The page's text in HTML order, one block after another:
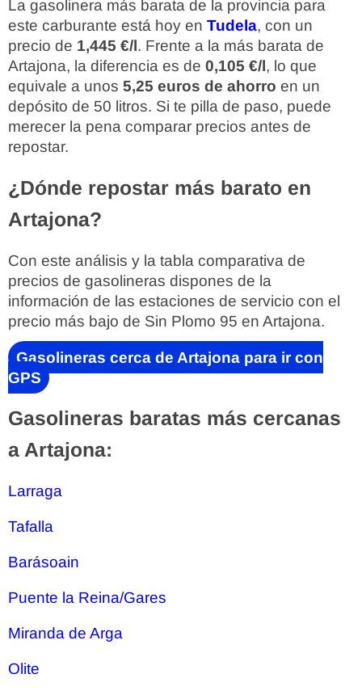
La gasolinera más barata de la provincia para
este carburante está hoy en Tudela, con un
precio de 1,445 €/l. Frente a la más barata de
Artajona, la diferencia es de 0,105 €/l, lo que
equivale a unos 5,25 euros de ahorro en un
depósito de 50 litros. Si te pilla de paso, puede
merecer la pena comparar precios antes de
repostar.
¿Dónde repostar más barato en
Artajona?
Con este análisis y la tabla comparativa de
precios de gasolineras dispones de la
información de las estaciones de servicio con el
precio más bajo de Sin Plomo 95 en Artajona.
Gasolineras cerca de Artajona para ir con
GPS
Gasolineras baratas más cercanas
a Artajona:
Larraga
Tafalla
Barásoain
Puente la Reina/Gares
Miranda de Arga
Olite